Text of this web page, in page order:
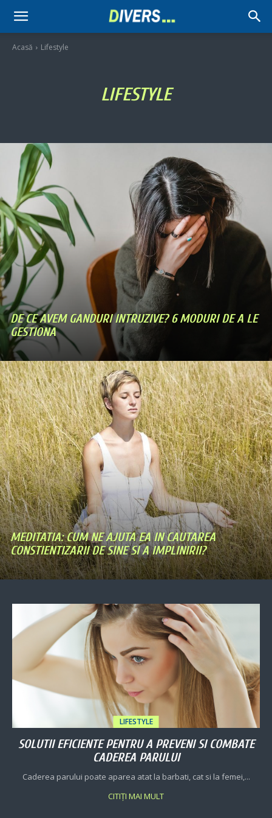
Divers
Acasă Lifestyle
LIFESTYLE
DE CE AVEM GANDURI INTRUZIVE? 6 MODURI DE A LE
GESTIONA
MEDITATIA: CUM NE AJUTA EA IN CAUTAREA
CONSTIENTIZARII DE SINE SI A IMPLINIRII?
LIFESTYLE
SOLUTII EFICIENTE PENTRU A PREVENI SI COMBATE
CADEREA PARULUI
Caderea parului poate aparea atat la barbati, cat si la femei,...
CITIȚI MAI MULT